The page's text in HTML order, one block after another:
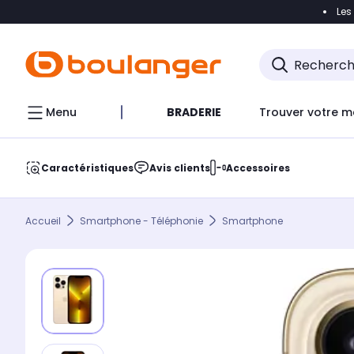
Accéder
Menu BRADERIE Trouver votre
Caractéristiques Avis clients Accessoires
Accueil Smartphone - Téléphonie Smartphone